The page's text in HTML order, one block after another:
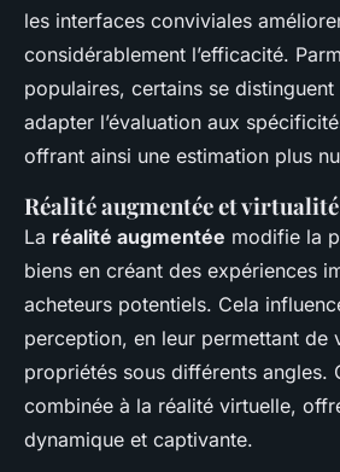
les interfaces conviviales
considérablement l’efficacité.
populaires, certains se
adapter l’évaluation aux
offrant ainsi une estimation plus
Réalité augmentée et
La réalité augmentée modifie la
biens en créant des expériences
acheteurs potentiels. Cela
perception, en leur permettant de
propriétés sous différents angles.
combinée à la réalité virtuelle,
dynamique et captivante.